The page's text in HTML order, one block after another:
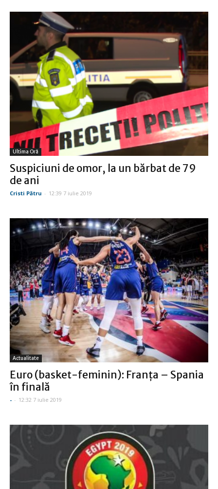
Ultima Oră
Suspiciuni de omor, la un bărbat de 79
de ani
Cristi Pătru - 12:39 7 iulie 2019
Actualitate
Euro (basket-feminin): Franţa – Spania
în finală
- - 12:32 7 iulie 2019